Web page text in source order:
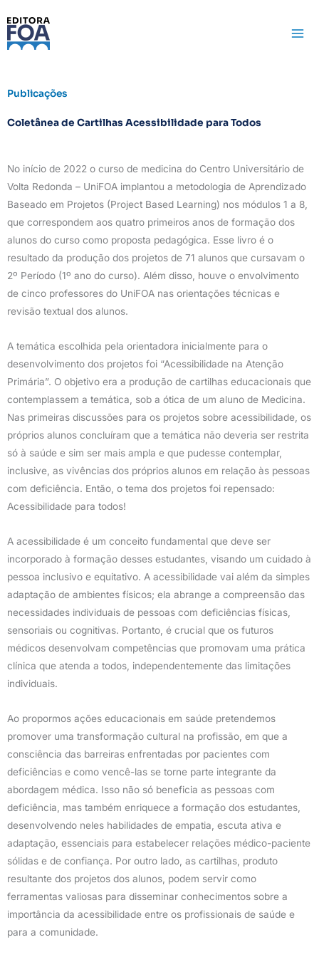
para
Publicações
Coletânea de Cartilhas Acessibilidade para Todos
No início de 2022 o curso de medicina do Centro Universitário de
Volta Redonda – UniFOA implantou a metodologia de Aprendizado
Baseado em Projetos (Project Based Learning) nos módulos 1 a 8,
que correspondem aos quatro primeiros anos de formação dos
alunos do curso como proposta pedagógica. Esse livro é o
resultado da produção dos projetos de 71 alunos que cursavam o
2º Período (1º ano do curso). Além disso, houve o envolvimento
de cinco professores do UniFOA nas orientações técnicas e
revisão textual dos alunos.
A temática escolhida pela orientadora inicialmente para o
desenvolvimento dos projetos foi “Acessibilidade na Atenção
Primária”. O objetivo era a produção de cartilhas educacionais que
contemplassem a temática, sob a ótica de um aluno de Medicina.
Nas primeiras discussões para os projetos sobre acessibilidade, os
próprios alunos concluíram que a temática não deveria ser restrita
só à saúde e sim ser mais ampla e que pudesse contemplar,
inclusive, as vivências dos próprios alunos em relação às pessoas
com deficiência. Então, o tema dos projetos foi repensado:
Acessibilidade para todos!
A acessibilidade é um conceito fundamental que deve ser
incorporado à formação desses estudantes, visando um cuidado à
pessoa inclusivo e equitativo. A acessibilidade vai além da simples
adaptação de ambientes físicos; ela abrange a compreensão das
necessidades individuais de pessoas com deficiências físicas,
sensoriais ou cognitivas. Portanto, é crucial que os futuros
médicos desenvolvam competências que promovam uma prática
clínica que atenda a todos, independentemente das limitações
individuais.
Ao propormos ações educacionais em saúde pretendemos
promover uma transformação cultural na profissão, em que a
consciência das barreiras enfrentadas por pacientes com
deficiências e como vencê-las se torne parte integrante da
abordagem médica. Isso não só beneficia as pessoas com
deficiência, mas também enriquece a formação dos estudantes,
desenvolvendo neles habilidades de empatia, escuta ativa e
adaptação, essenciais para estabelecer relações médico-paciente
sólidas e de confiança. Por outro lado, as cartilhas, produto
resultante dos projetos dos alunos, podem servir como
ferramentas valiosas para disseminar conhecimentos sobre a
importância da acessibilidade entre os profissionais de saúde e
para a comunidade.